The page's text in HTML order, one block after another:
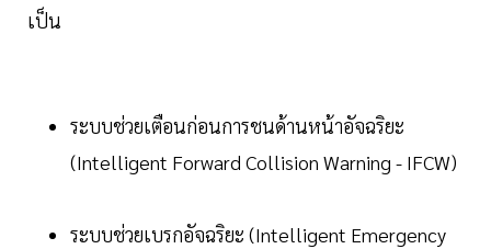
เป็น
ระบบช่วยเตือนก่อนการชนด้านหน้าอัจฉริยะ
(Intelligent Forward Collision Warning - IFCW)
ระบบช่วยเบรกอัจฉริยะ (Intelligent Emergency